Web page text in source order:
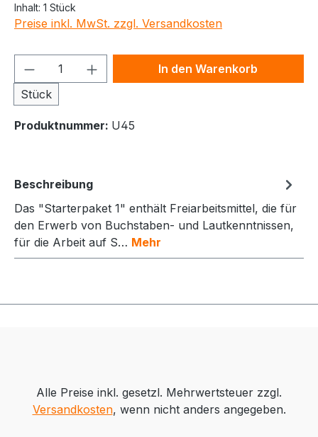
Inhalt: 1 Stück
Preise inkl. MwSt. zzgl. Versandkosten
Produkt Anzahl: Gib den
Stück
In den Warenkorb
Produktnummer: U45
Beschreibung
Das "Starterpaket 1" enthält Freiarbeitsmittel, die für
den Erwerb von Buchstaben- und Lautkenntnissen,
für die Arbeit auf S… Mehr
Alle Preise inkl. gesetzl. Mehrwertsteuer zzgl.
Versandkosten, wenn nicht anders angegeben.